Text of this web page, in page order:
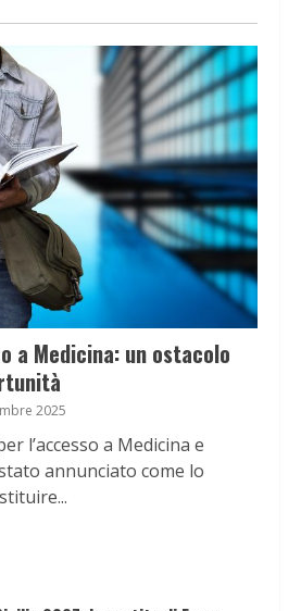
a Medicina: un ostacolo
2025
l’accesso a Medicina e
annunciato come lo